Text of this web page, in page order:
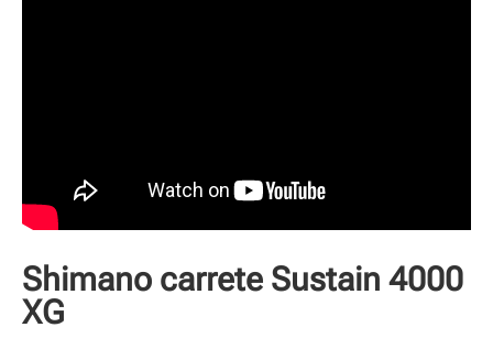
Shimano carrete Sustain 4000
XG